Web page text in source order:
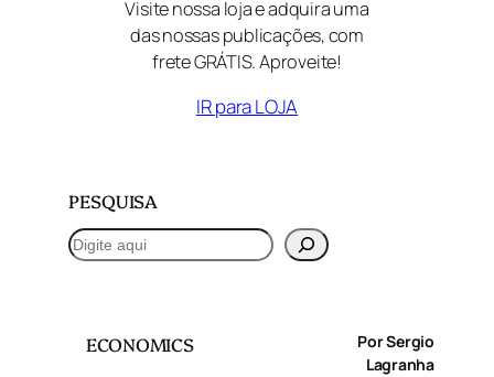
Visite nossa loja e adquira uma
das nossas publicações, com
frete GRÁTIS. Aproveite!
IR para LOJA
PESQUISA
P
e
ECONOMICS
Por Sergio
Lagranha